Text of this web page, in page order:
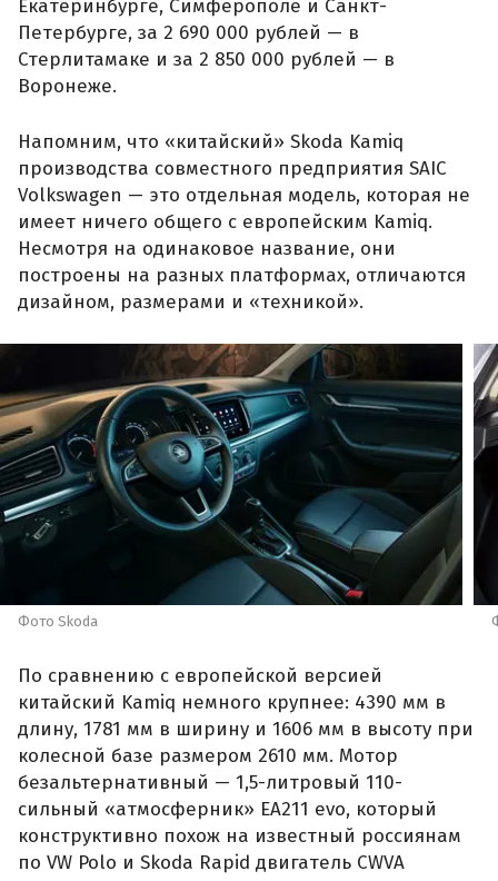
Екатеринбурге, Симферополе и Санкт-
Петербурге, за 2 690 000 рублей — в
Стерлитамаке и за 2 850 000 рублей — в
Воронеже.
Напомним, что «китайский» Skoda Kamiq
производства совместного предприятия SAIC
Volkswagen — это отдельная модель, которая не
имеет ничего общего с европейским Kamiq.
Несмотря на одинаковое название, они
построены на разных платформах, отличаются
дизайном, размерами и «техникой».
Фото Skoda
По сравнению с европейской версией
китайский Kamiq немного крупнее: 4390 мм в
длину, 1781 мм в ширину и 1606 мм в высоту при
колесной базе размером 2610 мм. Мотор
безальтернативный — 1,5-литровый 110-
сильный «атмосферник» ЕА211 evo, который
конструктивно похож на известный россиянам
по VW Polo и Skoda Rapid двигатель CWVA